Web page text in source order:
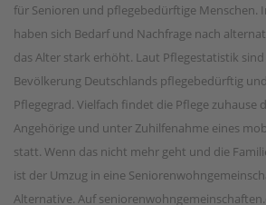
für Senioren und pflegebedürftige Menschen.
haben sich Bedarf und Nachfrage nach
das Alter stark erhöht. Laut Pflegestatistik
Bevölkerung Deutschlands pflegebedürftig
Pflegegrad. Vielfach findet die Pflege zuhause
Angehörige und unter Zuhilfenahme eines
statt. Wenn das nicht mehr geht und die
ist der Umzug in eine
Alternative. Auf